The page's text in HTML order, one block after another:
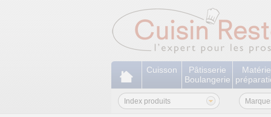
Cuisson
Pâtisserie
Boulangerie
Index produits